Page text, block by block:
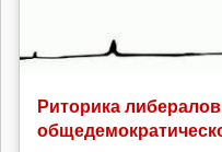
Риторика